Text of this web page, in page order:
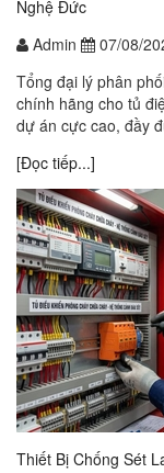
Nghệ Đức
Admin
07/08/
Tổng đại lý phân
chính hãng cho tủ
dự án cực cao, đầy
[Đọc tiếp...]
Thiết Bị Chống Sét